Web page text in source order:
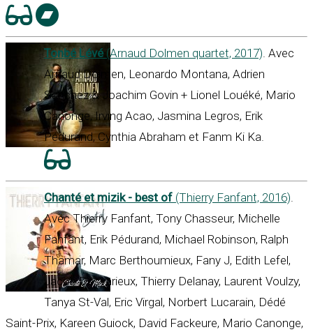
Tonbé Lévé (Arnaud Dolmen quartet, 2017). Avec
Arnaud Dolmen, Leonardo Montana, Adrien
Sanchez & Joachim Govin + Lionel Louéké, Mario
Canonge, Irving Acao, Jasmina Legros, Erik
Pédurand, Cynthia Abraham et Fanm Ki Ka.
Chanté et mizik - best of (Thierry Fanfant, 2016).
Avec Thierry Fanfant, Tony Chasseur, Michelle
Fanfant, Erik Pédurand, Michael Robinson, Ralph
Thamar, Marc Berthoumieux, Fany J, Edith Lefel,
Jacob Desvarieux, Thierry Delanay, Laurent Voulzy,
Tanya St-Val, Eric Virgal, Norbert Lucarain, Dédé
Saint-Prix, Kareen Guiock, David Fackeure, Mario Canonge,